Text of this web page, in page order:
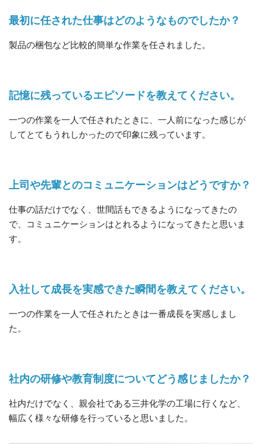
最初に任された仕事はどのようなものでしたか？
製品の梱包など比較的簡単な作業を任されました。
記憶に残っているエピソードを教えてください。
一つの作業を一人で任されたときに、一人前になった感じが
してとてもうれしかったので印象に残っています。
上司や先輩とのコミュニケーションはどうですか？
仕事の話だけでなく、世間話もできるようになってきたの
で、コミュニケーションはとれるようになってきたと思いま
す。
入社して成長を実感できた瞬間を教えてください。
一つの作業を一人で任されたときは一番成長を実感しまし
た。
社内の研修や教育制度についてどう感じましたか？
社内だけでなく、親会社である三井化学の工場に行くなど、
幅広く様々な研修を行っていると思いました。